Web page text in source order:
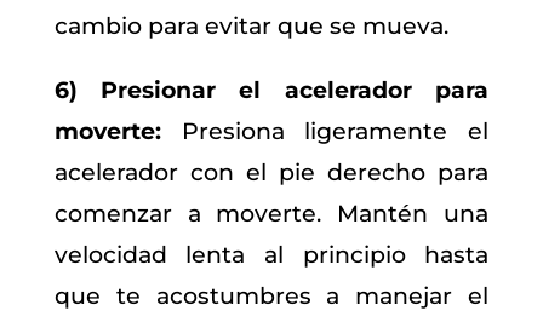
cambio para evitar que se mueva.
6) Presionar el acelerador para
moverte:Presiona ligeramente el
acelerador con el pie derecho para
comenzar a moverte. Mantén una
velocidad lenta al principio hasta
que te acostumbres a manejar el